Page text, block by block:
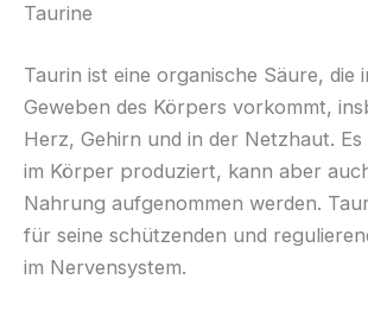
Taurine
Taurin ist eine organische Säure, die
Geweben des Körpers vorkommt,
Herz, Gehirn und in der Netzhaut.
im Körper produziert, kann aber
Nahrung aufgenommen werden.
für seine schützenden und
im Nervensystem.